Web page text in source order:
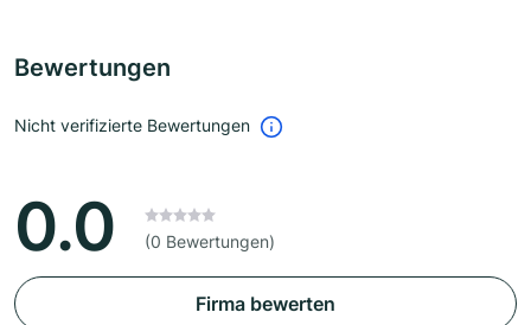
Bewertungen
Nicht verifizierte Bewertungen
0.0 (0 Bewertungen)
Firma bewerten